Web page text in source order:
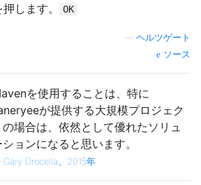
します。
OK
ヘルツゲート
ソース
を使用することは、特に
が提供する大規模プロジェク
の場合は、依然として優れたソリュ
ションになると思います。
Gary Drocella、2015年